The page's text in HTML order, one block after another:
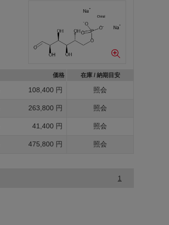
価格 在庫 / 納期目安
108,400 円 照会
263,800 円 照会
41,400 円 照会
475,800 円 照会
1